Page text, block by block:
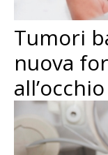
Tumori
nuova
all’occhio